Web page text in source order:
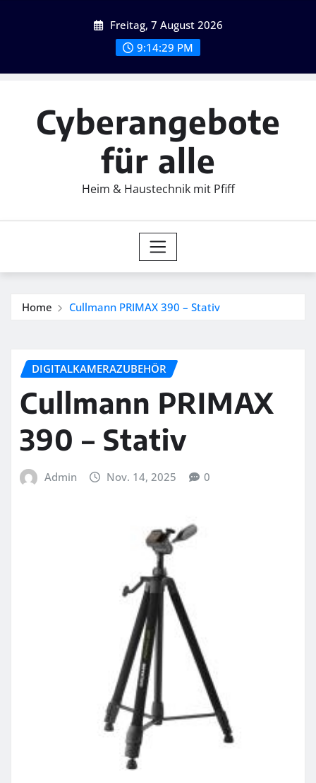
Freitag, 7 August 2026
9:14:31 PM
Cyberangebote
für alle
Heim & Haustechnik mit Pfiff
Home Cullmann PRIMAX 390 – Stativ
DIGITALKAMERAZUBEHÖR
Cullmann PRIMAX
390 – Stativ
Admin Nov. 14, 2025 0